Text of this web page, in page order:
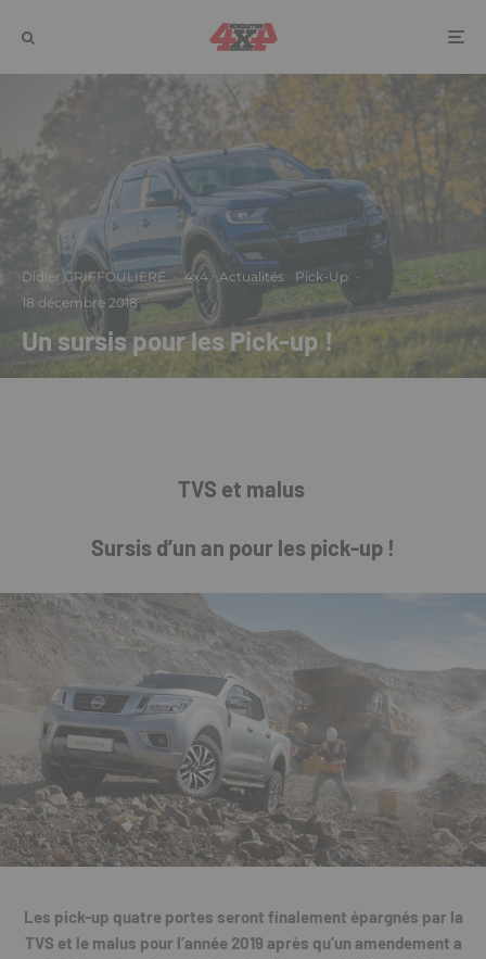
Didier GRIFFOULIERE · 4x4 Actualités Pick-Up ·
18 décembre 2018
Un sursis pour les Pick-up !
TVS et malus
Sursis d’un an pour les pick-up !
Les pick-up quatre portes seront finalement épargnés par la
TVS et le malus pour l’année 2019 après qu’un amendement a